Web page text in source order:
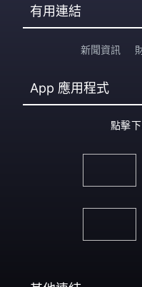
有用連結
新聞資訊
App 應用程式
點擊